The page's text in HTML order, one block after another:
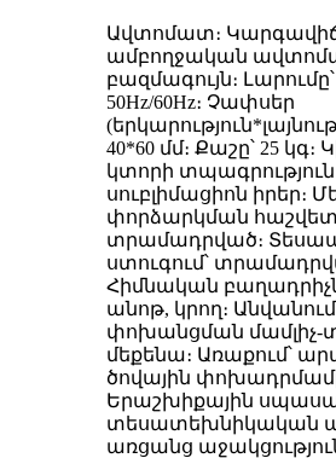
Ավտոմատ։
ամբողջական
բազմագույն։ Լարումը՝
50Hz/60Hz։ Չափսեր
40*60 մմ։ Քաշը՝ 25 կգ։
կտորի
սուբլիմացիոն իրեր։
փորձարկման
տրամադրված։
ստուգում՝
Հիմնական
անոթ, կրող։
փոխանցման
մեքենա։ Առաքում՝
ծովային
Երաշխիքային
տեսատեխնիկական
առցանց